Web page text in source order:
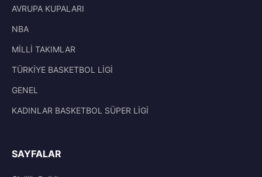
AVRUPA KUPALARI
NBA
MİLLİ TAKIMLAR
TÜRKİYE BASKETBOL LİGİ
GENEL
KADINLAR BASKETBOL SÜPER LİGİ
SAYFALAR